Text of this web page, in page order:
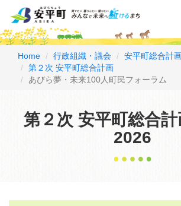
Home 行政組織・議会
安平町総合計
第２次 安平町総合計画
あびら夢・未来100人町民フォーラム
第２次 安平町総合
2026